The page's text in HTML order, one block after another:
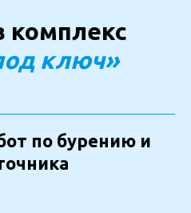
комплекс
ключ»
по бурению и